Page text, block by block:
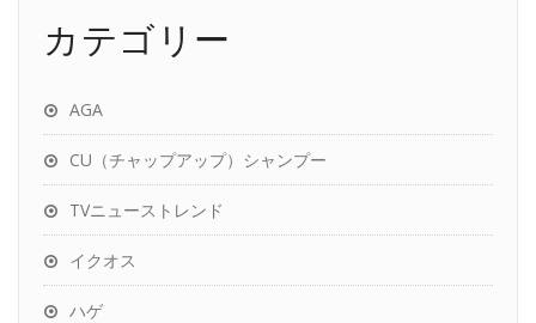
カテゴリー
AGA
CU（チャップアップ）シャンプー
TVニューストレンド
イクオス
ハゲ